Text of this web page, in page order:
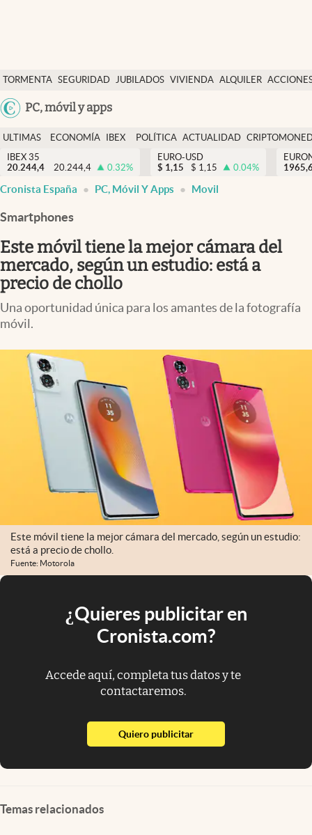
TORMENTA SEGURIDAD JUBILADOS VIVIENDA ALQUILER
USA
PC, móvil y apps
Economía y finanzas
Política
Actualidad
Criptomonedas
España
ULTIMAS
NOTICIAS
ECONOMÍA
FINANZAS
IBEX
EURO
POLÍTICA ACTUALIDAD
IBEX 35
20.244,4
20.244,4 0.32%
EURO-USD
$ 1,15 $ 1,15 0.04%
Cronista España PC, Móvil Y Apps Movil
Smartphones
Este móvil tiene la mejor cámara del
mercado, según un estudio: está a
precio de chollo
Una oportunidad única para los amantes de la fotografía
móvil.
Este móvil tiene la mejor cámara del mercado, según un estudio:
está a precio de chollo.
Fuente: Motorola
¿Quieres publicitar en
Cronista.com?
Accede aquí, completa tus datos y te
contactaremos.
Quiero publicitarabre en nueva pestaña
Temas relacionados